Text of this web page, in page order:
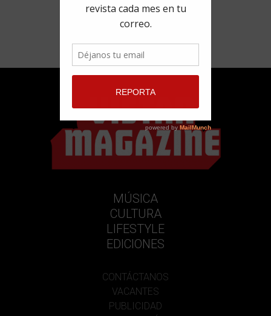
MÚSICA
CULTURA
LIFESTYLE
EDICIONES
CONTÁCTANOS
VACANTES
PUBLICIDAD